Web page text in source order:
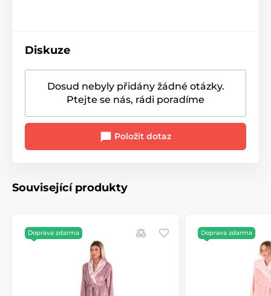
Diskuze
Dosud nebyly přidány žádné otázky.
Ptejte se nás, rádi poradíme
Položit dotaz
Související produkty
Doprava zdarma Doprava zdarma